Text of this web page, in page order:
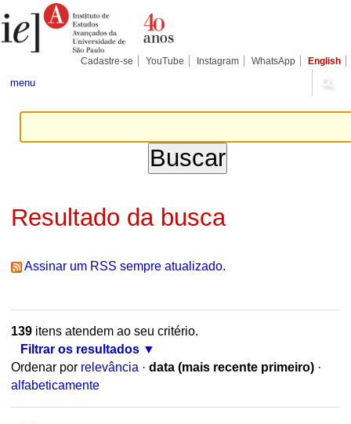
para
conteúdo.
Pessoais
Cadastre-se YouTube Instagram WhatsApp English
menu
Resultado da busca
Assinar um RSS sempre atualizado.
139itens atendem ao seu critério.
Filtrar os resultados
Ordenar por relevância · data (mais recente primeiro) ·
alfabeticamente